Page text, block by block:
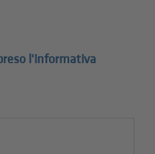
l'informativa